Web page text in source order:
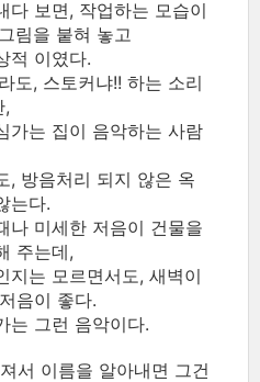
다 보면, 작업하는 모습이
림을 붙혀 놓고
적 이였다.
도, 스토커냐!! 하는 소리
,
가는 집이 음악하는 사람
, 방음처리 되지 않은 옥
는다.
나 미세한 저음이 건물을
주는데,
지는 모르면서도, 새벽이
음이 좋다.
는 그런 음악이다.
서 이름을 알아내면 그건